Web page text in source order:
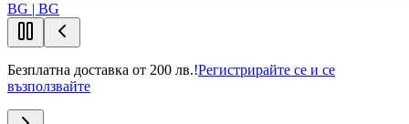
BG | BG
Безплатна доставка от 200 лв.!Регистрирайте се и се
възползвайте